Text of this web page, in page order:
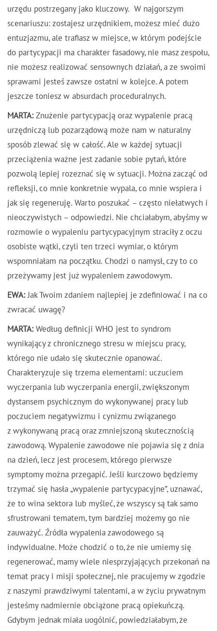
urzędu postrzegany jako kluczowy. W najgorszym
scenariuszu: zostajesz urzędnikiem, możesz mieć dużo
entuzjazmu, ale trafiasz w miejsce, w którym podejście
do partycypacji ma charakter fasadowy, nie masz zespołu,
nie możesz realizować sensownych działań, a ze swoimi
sprawami jesteś zawsze ostatni w kolejce. A potem
jeszcze toniesz w absurdach proceduralnych.
MARTA:Znużenie partycypacją oraz wypalenie pracą
urzędniczą lub pozarządową może nam w naturalny
sposób zlewać się w całość. Ale w każdej sytuacji
przeciążenia ważne jest zadanie sobie pytań, które
pozwolą lepiej rozeznać się w sytuacji. Można zacząć od
refleksji, co mnie konkretnie wypala, co mnie wspiera i
jak się regeneruję. Warto poszukać – często niełatwych i
nieoczywistych – odpowiedzi. Nie chciałabym, abyśmy w
rozmowie o wypaleniu partycypacyjnym straciły z oczu
osobiste wątki, czyli ten trzeci wymiar, o którym
wspomniałam na początku. Chodzi o namysł, czy to co
przeżywamy jest już wypaleniem zawodowym.
EWA:Jak Twoim zdaniem najlepiej je zdefiniować i na co
zwracać uwagę?
MARTA:Według definicji WHO jest to syndrom
wynikający z chronicznego stresu w miejscu pracy,
którego nie udało się skutecznie opanować.
Charakteryzuje się trzema elementami: uczuciem
wyczerpania lub wyczerpania energii, zwiększonym
dystansem psychicznym do wykonywanej pracy lub
poczuciem negatywizmu i cynizmu związanego
z wykonywaną pracą oraz zmniejszoną skutecznością
zawodową. Wypalenie zawodowe nie pojawia się z dnia
na dzień, lecz jest procesem, którego pierwsze
symptomy można przegapić. Jeśli kurczowo będziemy
trzymać się hasła „wypalenie partycypacyjne”, uznawać,
że to wina sektora lub myśleć, że wszyscy są tak samo
sfrustrowani tematem, tym bardziej możemy go nie
zauważyć. Źródła wypalenia zawodowego są
indywidualne. Może chodzić o to, że nie umiemy się
regenerować, mamy wiele niesprzyjających przekonań na
temat pracy i misji społecznej, nie pracujemy w zgodzie
z naszymi prawdziwymi talentami, a w życiu prywatnym
jesteśmy nadmiernie obciążone pracą opiekuńczą.
Gdybym jednak miała uogólnić, powiedziałabym, że